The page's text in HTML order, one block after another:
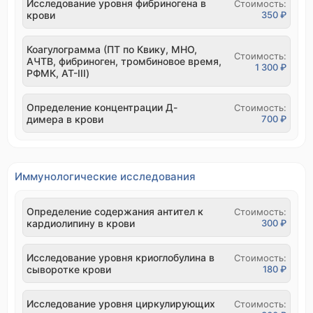
Исследование уровня фибриногена в
крови
Стоимость:
350 ₽
Коагулограмма (ПТ по Квику, МНО,
АЧТВ, фибриноген, тромбиновое время,
РФМК, АТ-III)
Стоимость:
1 300 ₽
Определение концентрации Д-
димера в крови
Стоимость:
700 ₽
Иммунологические исследования
Определение содержания антител к
кардиолипину в крови
Стоимость:
300 ₽
Исследование уровня криоглобулина в
сыворотке крови
Стоимость:
180 ₽
Исследование уровня циркулирующих
Стоимость: